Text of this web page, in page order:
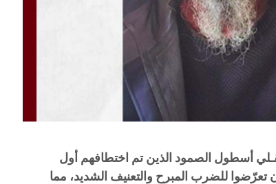
أسطول الصمود الذين تم اختطافهم أول
تعرّضوا للضرب المبرح والتعنيف الشديد، مما